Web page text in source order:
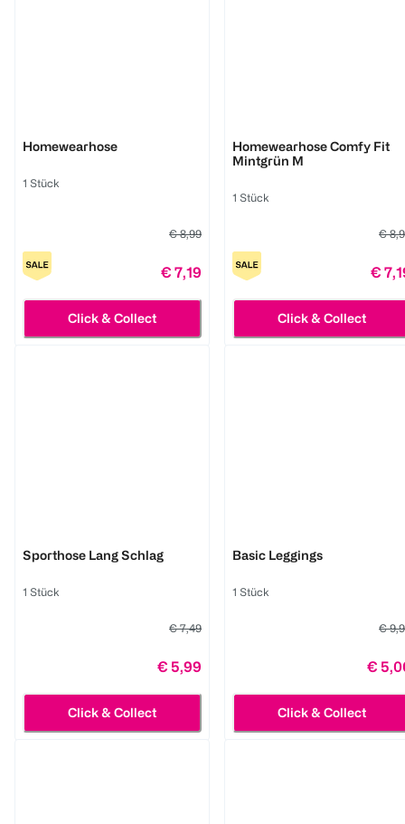
Homewearhose
1 Stück
€ 8,99
€ 7,19
Click & Collect
Homewearhose Comfy Fit
Mintgrün M
1 Stück
€
€
Click & Collect
Sporthose Lang Schlag
1 Stück
€ 7,49
€ 5,99
Click & Collect
Basic Leggings
1 Stück
€
€
Click & Collect